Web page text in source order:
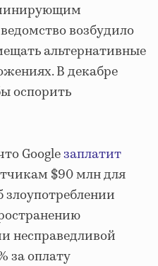
возбудило
альтернативные
В декабре
оспорить
Googleзаплатит
$90 млн для
злоупотреблении
несправедливой
за оплату